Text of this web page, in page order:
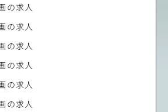
の求人
の求人
の求人
の求人
の求人
の求人